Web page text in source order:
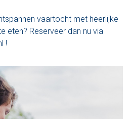
vaartocht met heerlijke
eten? Reserveer dan nu via
!